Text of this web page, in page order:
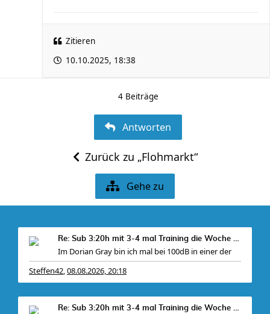
Zitieren
10.10.2025, 18:38
4 Beiträge
Antworten
Zurück zu „Flohmarkt“
Gehe zu
Re: Sub 3:20h mit 3-4 mal Training die Woche machb
Im Dorian Gray bin ich mal bei 100dB in einer der
Steffen42,08.08.2026, 20:18
Re: Sub 3:20h mit 3-4 mal Training die Woche machb